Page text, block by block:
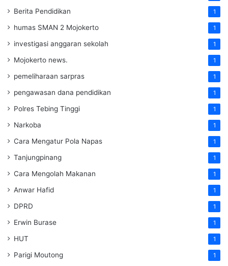
Berita Pendidikan 1
humas SMAN 2 Mojokerto 1
investigasi anggaran sekolah 1
Mojokerto news. 1
pemeliharaan sarpras 1
pengawasan dana pendidikan 1
Polres Tebing Tinggi 1
Narkoba 1
Cara Mengatur Pola Napas 1
Tanjungpinang 1
Cara Mengolah Makanan 1
Anwar Hafid 1
DPRD 1
Erwin Burase 1
HUT 1
Parigi Moutong 1